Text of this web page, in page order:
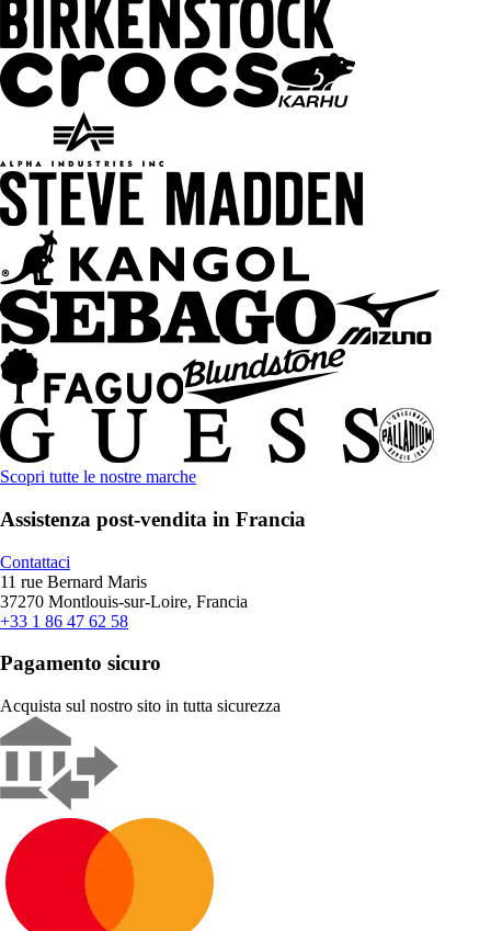
Scopri tutte le nostre marche
Assistenza post-vendita in Francia
Contattaci
11 rue Bernard Maris
37270 Montlouis-sur-Loire, Francia
+33 1 86 47 62 58
Pagamento sicuro
Acquista sul nostro sito in tutta sicurezza